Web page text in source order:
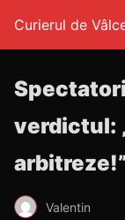
Curierul de
verdictul:
Valentin